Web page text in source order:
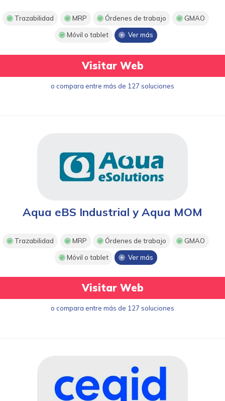
Trazabilidad MRP Órdenes de trabajo GMAO
Móvil o tablet Ver más
Visitar Web
o compara entre más de 127 soluciones
Aqua eBS Industrial y Aqua MOM
Trazabilidad MRP Órdenes de trabajo GMAO
Móvil o tablet Ver más
Visitar Web
o compara entre más de 127 soluciones